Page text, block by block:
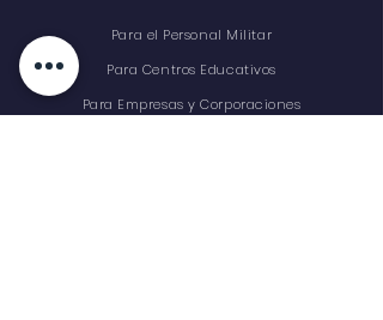
Para el Personal Militar
Para Centros Educativos
Para Empresas y Corporaciones